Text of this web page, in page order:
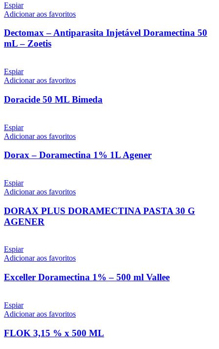
Espiar
Adicionar aos favoritos
Dectomax – Antiparasita Injetável Doramectina 50
mL – Zoetis
Espiar
Adicionar aos favoritos
Doracide 50 ML Bimeda
Espiar
Adicionar aos favoritos
Dorax – Doramectina 1% 1L Agener
Espiar
Adicionar aos favoritos
DORAX PLUS DORAMECTINA PASTA 30 G
AGENER
Espiar
Adicionar aos favoritos
Exceller Doramectina 1% – 500 ml Vallee
Espiar
Adicionar aos favoritos
FLOK 3,15 % x 500 ML